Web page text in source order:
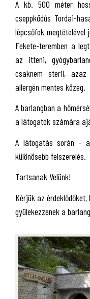
A kb. 500 méter
cseppkődús Tordai-
lépcsőfok megtételével
Fekete-teremben a
az itteni,
csaknem steril,
allergén mentes közeg.
A barlangban a
a látogatók számára
A látogatás során -
különösebb felszerelés.
Tartsanak Velünk!
Kérjük az
gyülekezzenek a